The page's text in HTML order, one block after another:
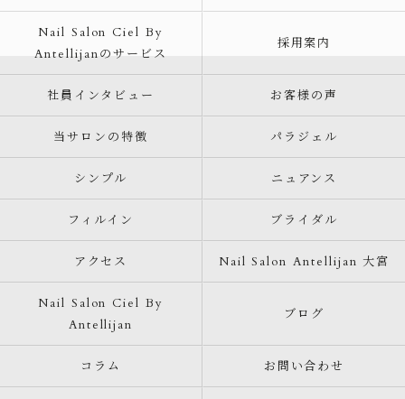
Nail Salon Ciel By
Antellijanのサービス
採用案内
社員インタビュー お客様の声
当サロンの特徴 パラジェル
シンプル ニュアンス
フィルイン ブライダル
アクセス Nail Salon Antellijan 大宮
Nail Salon Ciel By
Antellijan
ブログ
コラム お問い合わせ